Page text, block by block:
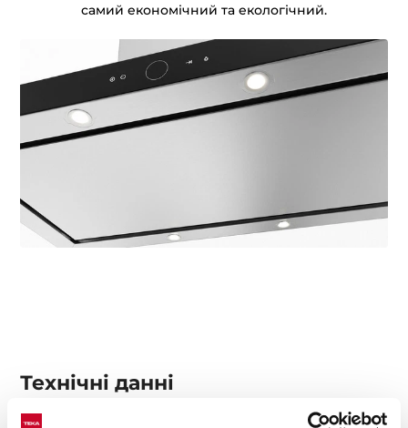
самий економічний та екологічний.
Технічні данні